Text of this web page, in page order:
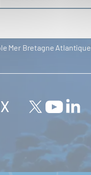
Mer Bretagne Atlantique